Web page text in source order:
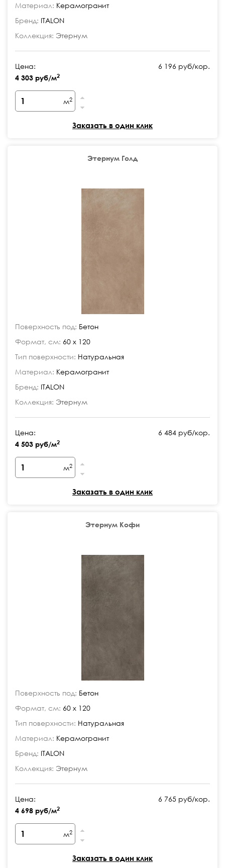
Материал: Керамогранит
Бренд: ITALON
Коллекция: Этернум
Цена:
4 303 руб/м2
6 196 руб/кор.
м2
Заказать в один клик
Этернум Голд
Поверхность под: Бетон
Формат, см: 60 x 120
Тип поверхности: Натуральная
Материал: Керамогранит
Бренд: ITALON
Коллекция: Этернум
Цена:
4 503 руб/м2
6 484 руб/кор.
м2
Заказать в один клик
Этернум Кофи
Поверхность под: Бетон
Формат, см: 60 x 120
Тип поверхности: Натуральная
Материал: Керамогранит
Бренд: ITALON
Коллекция: Этернум
Цена:
4 698 руб/м2
6 765 руб/кор.
м2
Заказать в один клик